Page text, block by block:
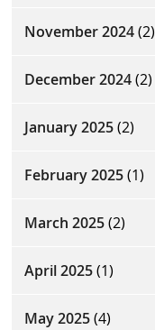
November 2024(2)
December 2024(2)
January 2025(2)
February 2025(1)
March 2025(2)
April 2025(1)
May 2025(4)